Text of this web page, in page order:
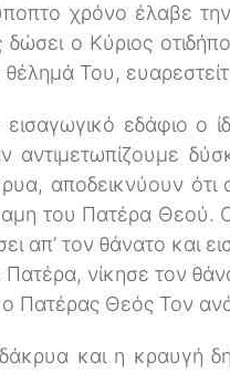
χρόνο έλαβε
δώσει ο Κύριος
θέλημά Του,
εισαγωγικό εδάφιο ο
αντιμετωπίζουμε
αποδεικνύουν ότι
του Πατέρα Θεού.
απ’ τον θάνατο και
Πατέρα, νίκησε τον
ο Πατέρας Θεός Τον
και η κραυγή